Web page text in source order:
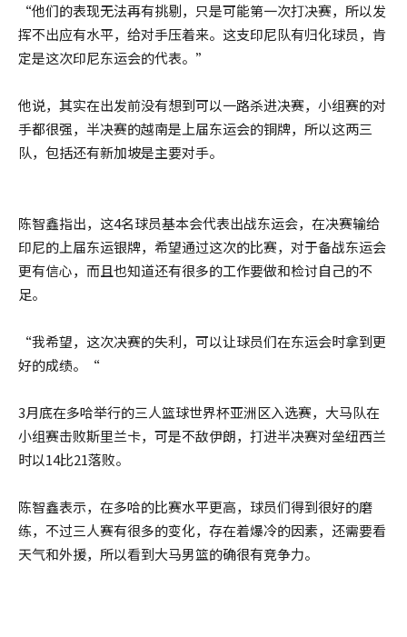
“他们的表现无法再有挑剔，只是可能第一次打决赛，所以发
挥不出应有水平，给对手压着来。这支印尼队有归化球员，肯
定是这次印尼东运会的代表。”
他说，其实在出发前没有想到可以一路杀进决赛，小组赛的对
手都很强，半决赛的越南是上届东运会的铜牌，所以这两三
队，包括还有新加坡是主要对手。
陈智鑫指出，这4名球员基本会代表出战东运会，在决赛输给
印尼的上届东运银牌，希望通过这次的比赛，对于备战东运会
更有信心，而且也知道还有很多的工作要做和检讨自己的不
足。
“我希望，这次决赛的失利，可以让球员们在东运会时拿到更
好的成绩。“
3月底在多哈举行的三人篮球世界杯亚洲区入选赛，大马队在
小组赛击败斯里兰卡，可是不敌伊朗，打进半决赛对垒纽西兰
时以14比21落败。
陈智鑫表示，在多哈的比赛水平更高，球员们得到很好的磨
练，不过三人赛有很多的变化，存在着爆冷的因素，还需要看
天气和外援，所以看到大马男篮的确很有竞争力。